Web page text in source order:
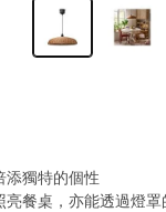
添獨特的個性
餐桌，亦能透過燈